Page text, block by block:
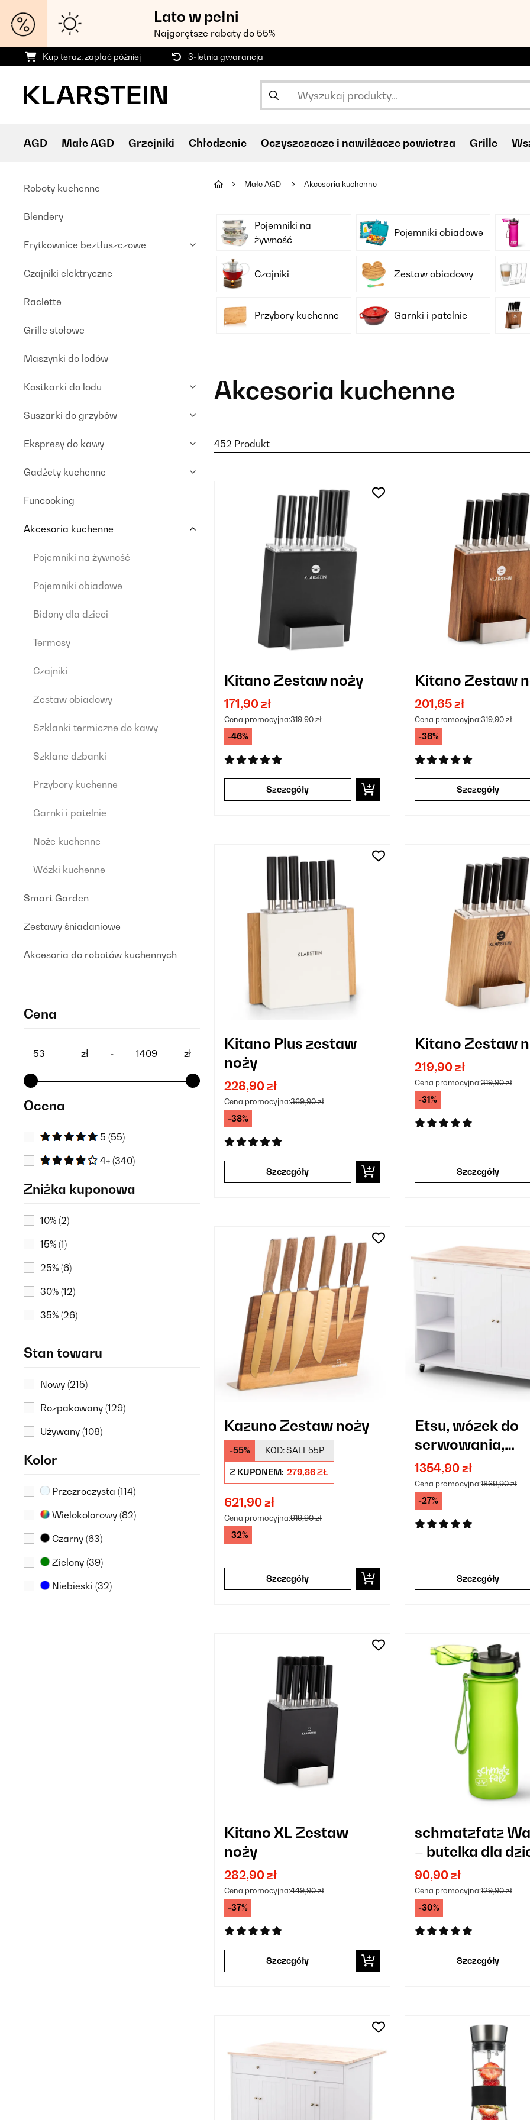
Lato w pełni
Najgorętsze rabaty do 55%
Kup teraz, zapłać później 3-letnia gwarancja
AGD Małe AGD Grzejniki Chłodzenie Oczyszczacze i nawilżacze powietrza Grille
Roboty kuchenne
Blendery
Frytkownice beztłuszczowe
Czajniki elektryczne
Raclette
Grille stołowe
Maszynki do lodów
Kostkarki do lodu
Suszarki do grzybów
Ekspresy do kawy
Gadżety kuchenne
Funcooking
Akcesoria kuchenne
Pojemniki na żywność
Pojemniki obiadowe
Bidony dla dzieci
Termosy
Czajniki
Zestaw obiadowy
Szklanki termiczne do kawy
Szklane dzbanki
Przybory kuchenne
Garnki i patelnie
Noże kuchenne
Wózki kuchenne
Smart Garden
Zestawy śniadaniowe
Akcesoria do robotów kuchennych
Cena
zł - zł
Ocena
5 (55)
4+ (340)
Zniżka kuponowa
10% (2)
15% (1)
25% (6)
30% (12)
35% (26)
50%(3)
55%(42)
Stan towaru
Nowy (215)
Rozpakowany (129)
Używany (108)
Kolor
Przezroczysta (114)
Wielokolorowy (82)
Czarny (63)
Zielony (39)
Niebieski (32)
Małe AGD Akcesoria kuchenne
Pojemniki na
żywność
Pojemniki obiadowe
Czajniki Zestaw obiadowy
Przybory kuchenne Garnki i patelnie
Akcesoria kuchenne
452 Produkt
Kitano Zestaw noży
171,90 zł
Cena promocyjna:319,90 zł
-46%
Szczegóły
Kitano Zestaw
201,65 zł
Cena promocyjna:319,90 zł
-36%
Szczegóły
Kitano Plus zestaw
noży
228,90 zł
Cena promocyjna:369,90 zł
-38%
Szczegóły
Kitano Zestaw
219,90 zł
Cena promocyjna:319,90 zł
-31%
Szczegóły
Kazuno Zestaw noży
-55% KOD:SALE55P
Z KUPONEM: 279,86 ZŁ
621,90 zł
Cena promocyjna:919,90 zł
-32%
Szczegóły
Etsu, wózek do
serwowania,
wysuwany blat, 2
szuflady, 2 drzwi
1354,90 zł
Cena promocyjna:1869,90 zł
-27%
Szczegóły
Kitano XL Zestaw
noży
282,90 zł
Cena promocyjna:449,90 zł
-37%
Szczegóły
schmatzfatz
– butelka dla
500 ml Tworzywo
sztuczne Kolor
90,90 zł
Cena promocyjna:129,90 zł
-30%
Szczegóły